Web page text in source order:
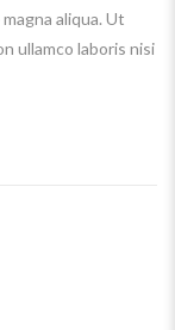
aliqua. Ut
ullamco laboris nisi